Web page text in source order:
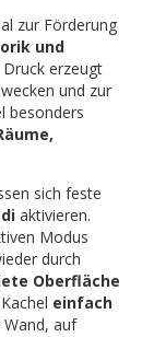
zur Förderung
und
erzeugt
und zur
besonders
sich feste
aktivieren.
Modus
durch
Oberfläche
einfach
auf